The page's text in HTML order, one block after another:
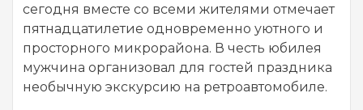
сегодня вместе со всеми жителями отмечает
пятнадцатилетие одновременно уютного и
просторного микрорайона. В честь юбилея
мужчина организовал для гостей праздника
необычную экскурсию на ретроавтомобиле.